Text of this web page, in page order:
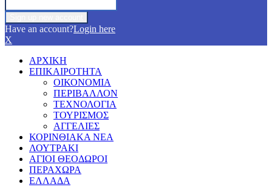
Have an account?Login here
X
ΑΡΧΙΚΗ
ΕΠΙΚΑΙΡΟΤΗΤΑ
ΟΙΚΟΝΟΜΙΑ
ΠΕΡΙΒΑΛΛΟΝ
ΤΕΧΝΟΛΟΓΙΑ
ΤΟΥΡΙΣΜΟΣ
ΑΓΓΕΛΙΕΣ
ΚΟΡΙΝΘΙΑΚΑ ΝΕΑ
ΛΟΥΤΡΑΚΙ
ΑΓΙΟΙ ΘΕΟΔΩΡΟΙ
ΠΕΡΑΧΩΡΑ
ΕΛΛΑΔΑ